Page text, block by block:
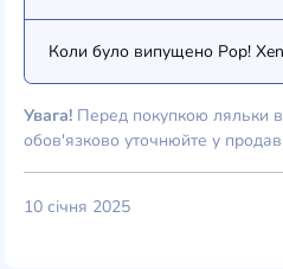
Коли було випущено Pop!
Увага! Перед покупкою ляльки
обов'язково уточнюйте у
10 січня 2025